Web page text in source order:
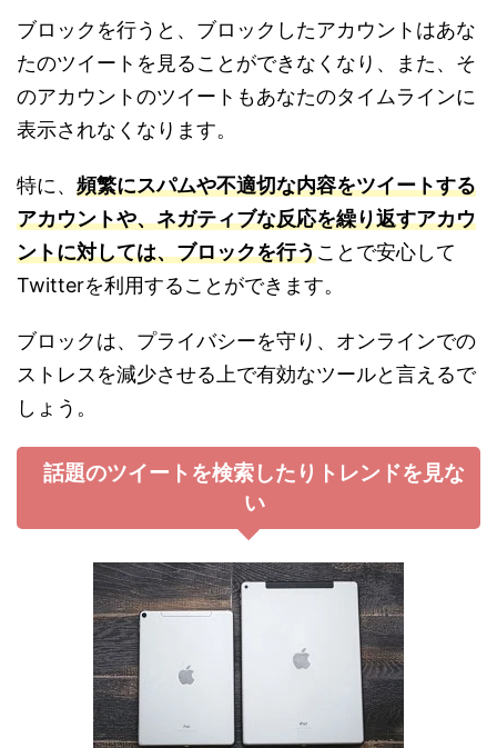
ブロックを行うと、ブロックしたアカウントはあな
たのツイートを見ることができなくなり、また、そ
のアカウントのツイートもあなたのタイムラインに
表示されなくなります。
特に、 頻繁にスパムや不適切な内容をツイートする
アカウントや、ネガティブな反応を繰り返すアカウ
ントに対しては、ブロックを行うことで安心して
Twitterを利用することができます。
ブロックは、プライバシーを守り、オンラインでの
ストレスを減少させる上で有効なツールと言えるで
しょう。
話題のツイートを検索したりトレンドを見な
い